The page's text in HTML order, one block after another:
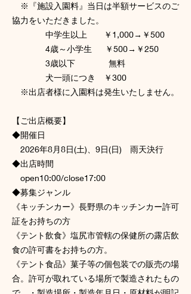
※『施設入園料』当日は半額サービスのご
協力をいただきました。
中学生以上 ￥1,000→￥500
4歳～小学生 ￥500→￥250
3歳以下 無料
犬一頭につき ￥300
※出店者様に入園料は発生いたしません。​
【ご出店概要】
◆開催日
2026年8月8日(土)、9日(日) ​雨天決行
◆出店時間
open10:00/close17:00
◆募集ジャンル
《キッチンカー》長野県のキッチンカー許可
証をお持ちの方
《テント飲食》塩尻市管轄の保健所の露店飲
食の許可書をお持ちの方。
《テント食品》菓子等の個包装での販売の場
合。許可が取れている場所で製造されたもの